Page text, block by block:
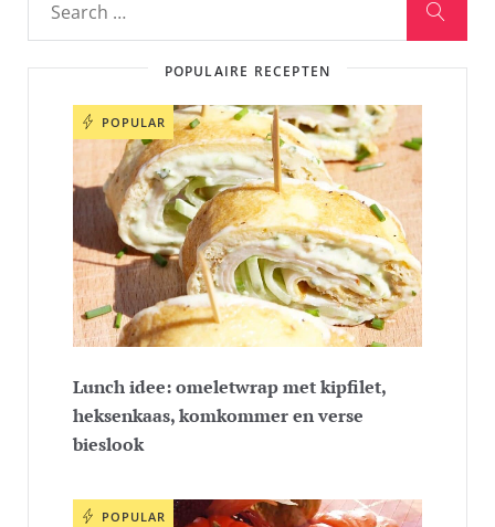
POPULAIRE RECEPTEN
POPULAR
Lunch idee: omeletwrap met kipfilet,
heksenkaas, komkommer en verse
bieslook
POPULAR